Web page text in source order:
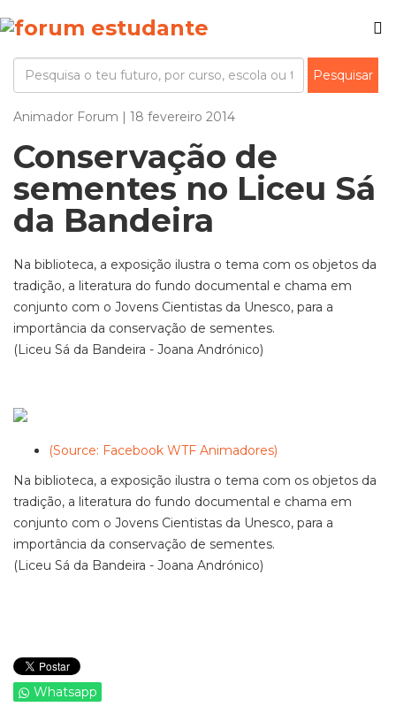
Animador Forum | 18 fevereiro 2014
Conservação de
sementes no Liceu Sá
da Bandeira
Na biblioteca, a exposição ilustra o tema com os objetos da
tradição, a literatura do fundo documental e chama em
conjunto com o Jovens Cientistas da Unesco, para a
importância da conservação de sementes.
(Liceu Sá da Bandeira - Joana Andrónico)
(Source: Facebook WTF Animadores)
Na biblioteca, a exposição ilustra o tema com os objetos da
tradição, a literatura do fundo documental e chama em
conjunto com o Jovens Cientistas da Unesco, para a
importância da conservação de sementes.
(Liceu Sá da Bandeira - Joana Andrónico)
Whatsapp